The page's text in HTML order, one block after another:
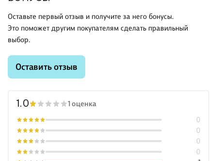
Оставьте первый отзыв и получите за него бонусы.
Это поможет другим покупателям сделать правильный
выбор.
Оставить отзыв
1.0 1 оценка
0
0
0
0